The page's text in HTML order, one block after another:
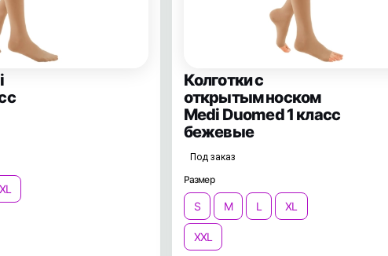
XL
Колготки с
открытым носком
Medi Duomed 1 класс
бежевые
Под заказ
Размер
S M L XL
XXL